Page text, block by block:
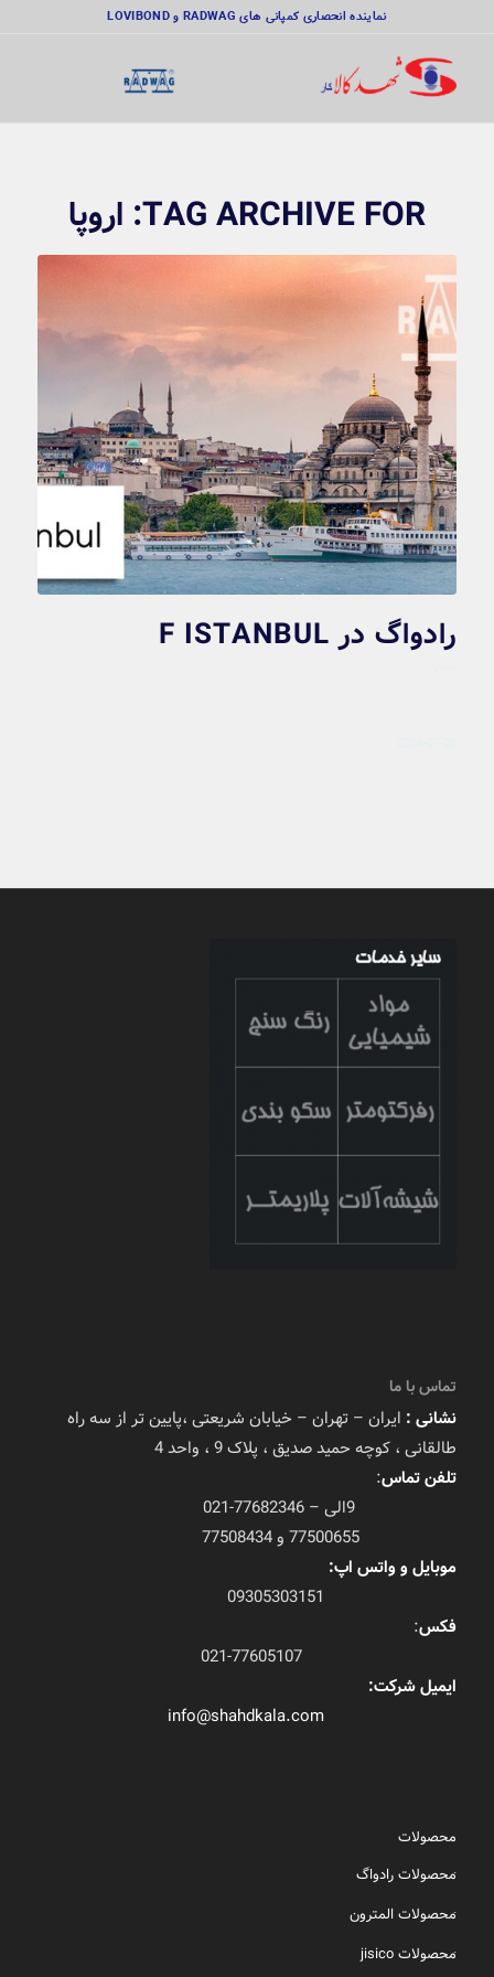
نماینده انحصاری کمپانی های RADWAG و LOVIBOND
TAG ARCHIVE FOR: اروپا
رادواگ در F ISTANBUL
تماس با ما
نشانی : ایران – تهران – خیابان شریعتی ،پایین تر از سه راه
طالقانی ، کوچه حمید صدیق ، پلاک 9 ، واحد 4
تلفن تماس:
موبایل و واتس اپ:
فکس:
ایمیل شرکت:
info@shahdkala.com
محصولات
محصولات رادواگ
محصولات المترون
محصولات jisico